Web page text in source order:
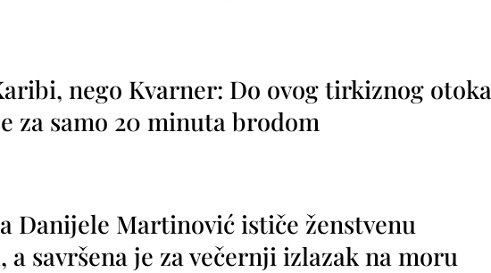
nego Kvarner: Do ovog tirkiznog otoka
za samo 20 minuta brodom
Danijele Martinović ističe ženstvenu
a savršena je za večernji izlazak na moru